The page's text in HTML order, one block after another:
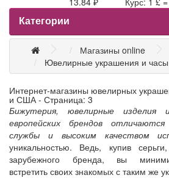
Категории
Магазины online
Ювелирные украшения и часы
Интернет-магазины ювелирных
и США - Страница: 3
Бижутерия, ювелирные
европейских брендов
службы и высоким качеством
уникальностью. Ведь, купив
зарубежного бренда, вы
встретить своих знакомых с таким же